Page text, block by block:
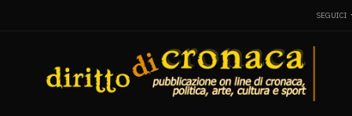
SEGUICI